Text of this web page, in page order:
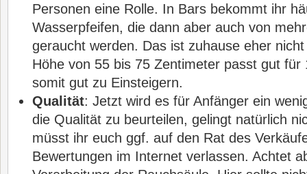
Personen eine Rolle. In Bars bekommt ihr
Wasserpfeifen, die dann aber auch von
geraucht werden. Das ist zuhause eher
Höhe von 55 bis 75 Zentimeter passt gut für
somit gut zu Einsteigern.
Qualität: Jetzt wird es für Anfänger ein
die Qualität zu beurteilen, gelingt natürlich
müsst ihr euch ggf. auf den Rat des
Bewertungen im Internet verlassen. Achtet